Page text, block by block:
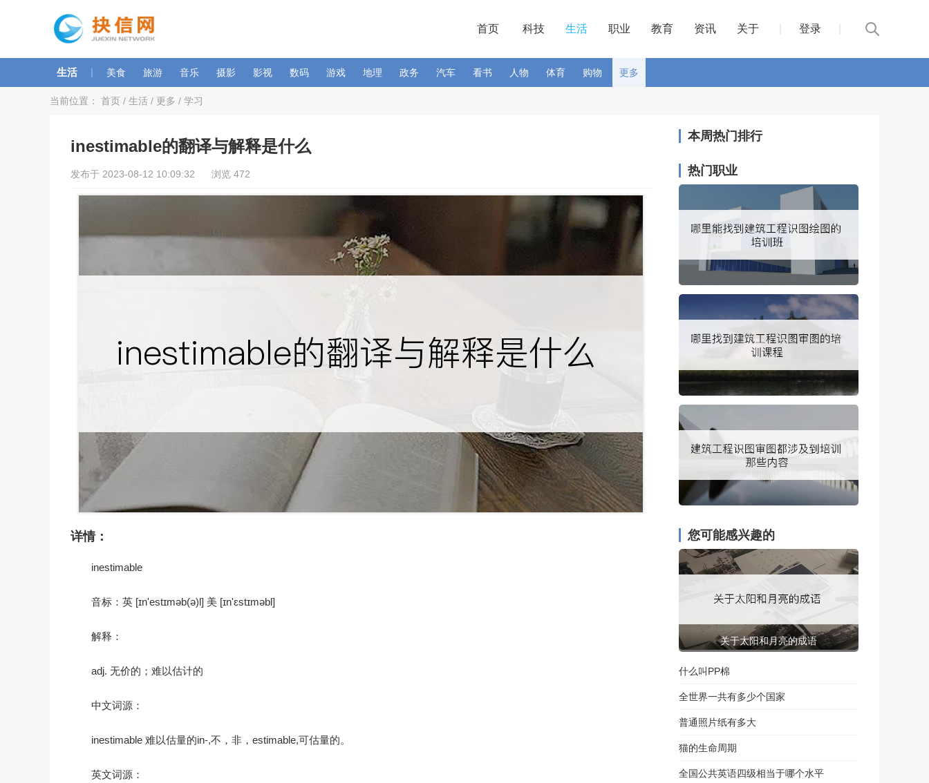
首页 科技 生活 职业 教育 资讯 关于 登录
生活 | 美食 旅游 音乐 摄影 影视 数码 游戏 地理 政务 汽车 看书 人物 体育 购物 更多
当前位置： 首页 / 生活 / 更多 / 学习
inestimable的翻译与解释是什么
发布于 2023-08-12 10:09:32 浏览 472
详情：
inestimable
音标：英 [ɪn'estɪməb(ə)l] 美 [ɪn'ɛstɪməbl]
解释：
adj. 无价的；难以估计的
中文词源：
inestimable 难以估量的in-,不，非，estimable,可估量的。
英文词源：
本周热门排行
热门职业
您可能感兴趣的
关于太阳和月亮的成语
什么叫PP棉
全世界一共有多少个国家
普通照片纸有多大
猫的生命周期
全国公共英语四级相当于哪个水平